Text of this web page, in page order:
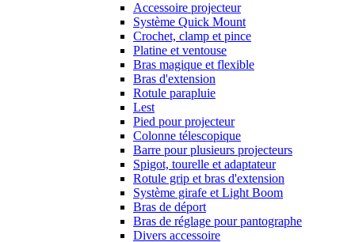
Accessoire projecteur
Système Quick Mount
Crochet, clamp et pince
Platine et ventouse
Bras magique et flexible
Bras d'extension
Rotule parapluie
Lest
Pied pour projecteur
Colonne télescopique
Barre pour plusieurs projecteurs
Spigot, tourelle et adaptateur
Rotule grip et bras d'extension
Système girafe et Light Boom
Bras de déport
Bras de réglage pour pantographe
Divers accessoire